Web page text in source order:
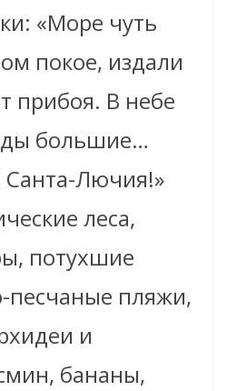
«Море чуть
покое, издали
прибоя. В небе
большие…
Лючия!»
леса,
потухшие
песчаные пляжи,
и
бананы,